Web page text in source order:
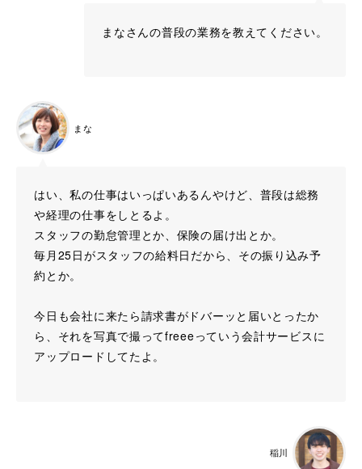
まなさんの普段の業務を教えてください。
まな
はい、私の仕事はいっぱいあるんやけど、普段は総務
や経理の仕事をしとるよ。
スタッフの勤怠管理とか、保険の届け出とか。
毎月25日がスタッフの給料日だから、その振り込み予
約とか。
今日も会社に来たら請求書がドバーッと届いとったか
ら、それを写真で撮ってfreeeっていう会計サービスに
アップロードしてたよ。
稲川